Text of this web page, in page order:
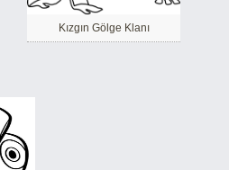
Kızgın Gölge Klanı